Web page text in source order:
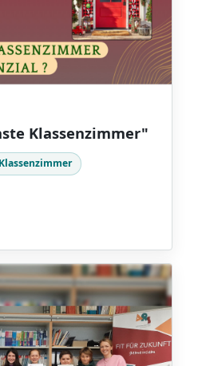
Klassenzimmer"